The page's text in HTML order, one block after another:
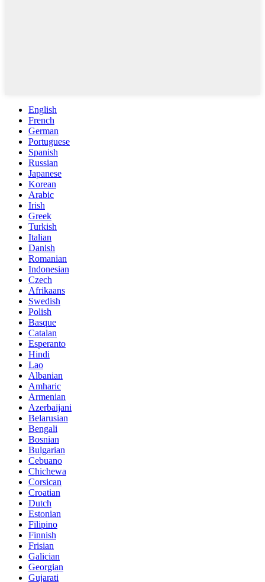
English
French
German
Portuguese
Spanish
Russian
Japanese
Korean
Arabic
Irish
Greek
Turkish
Italian
Danish
Romanian
Indonesian
Czech
Afrikaans
Swedish
Polish
Basque
Catalan
Esperanto
Hindi
Lao
Albanian
Amharic
Armenian
Azerbaijani
Belarusian
Bengali
Bosnian
Bulgarian
Cebuano
Chichewa
Corsican
Croatian
Dutch
Estonian
Filipino
Finnish
Frisian
Galician
Georgian
Gujarati